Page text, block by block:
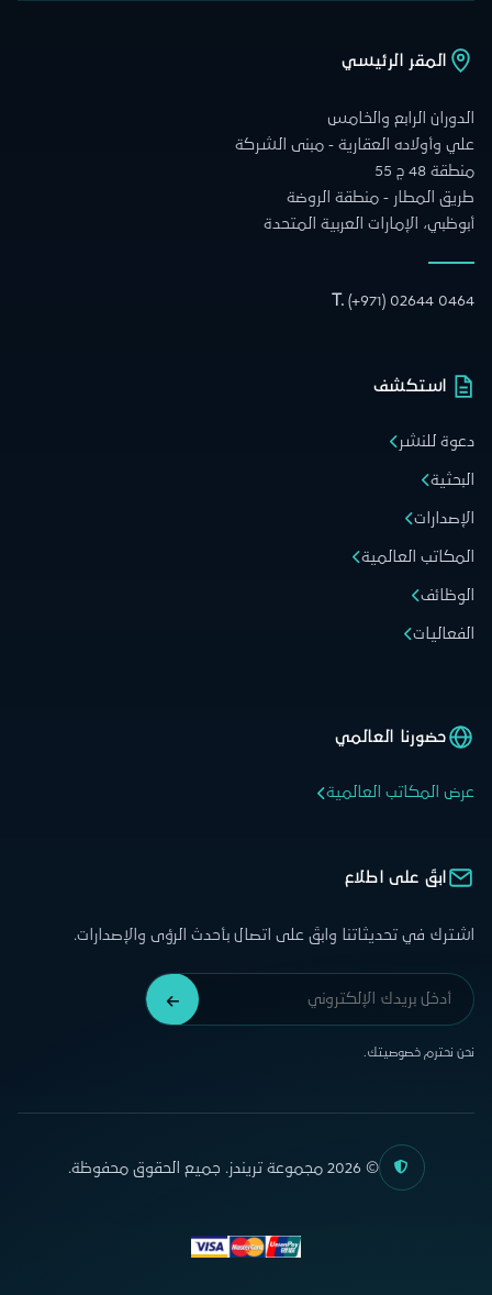
المقر الرئيسي
الدوران الرابع والخامس
علي وأولاده العقارية - مبنى الشركة
منطقة 48 ج 55
طريق المطار - منطقة الروضة
أبوظبي، الإمارات العربية المتحدة
T. (+971) 02644 0464
استكشف
دعوة للنشر
البحثية
الإصدارات
المكاتب العالمية
الوظائف
الفعاليات
حضورنا العالمي
عرض المكاتب العالمية
ابقَ على اطلاع
اشترك في تحديثاتنا وابقَ على اتصال بأحدث الرؤى والإصدارات.
نحن نحترم خصوصيتك.
© 2026 مجموعة تريندز. جميع الحقوق محفوظة.